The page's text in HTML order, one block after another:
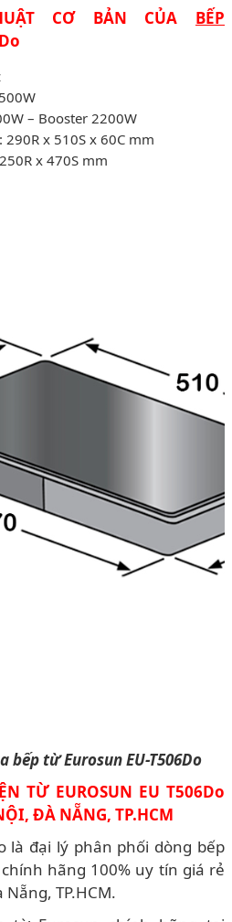
CƠ BẢN CỦA BẾP
– Booster 2200W
x 510S x 60C mm
x 470S mm
bếp từ Eurosun EU-T506Do
TỪ EUROSUN EU T506Do
ĐÀ NẴNG, TP.HCM
là đại lý phân phối dòng bếp
hãng 100% uy tín giá rẻ
TP.HCM.